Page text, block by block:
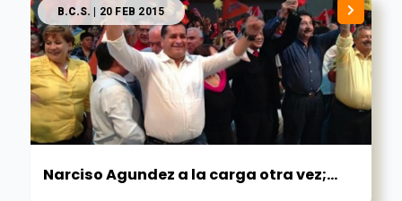
B.C.S. | 20 FEB 2015
Narciso Agundez a la carga otra vez;...